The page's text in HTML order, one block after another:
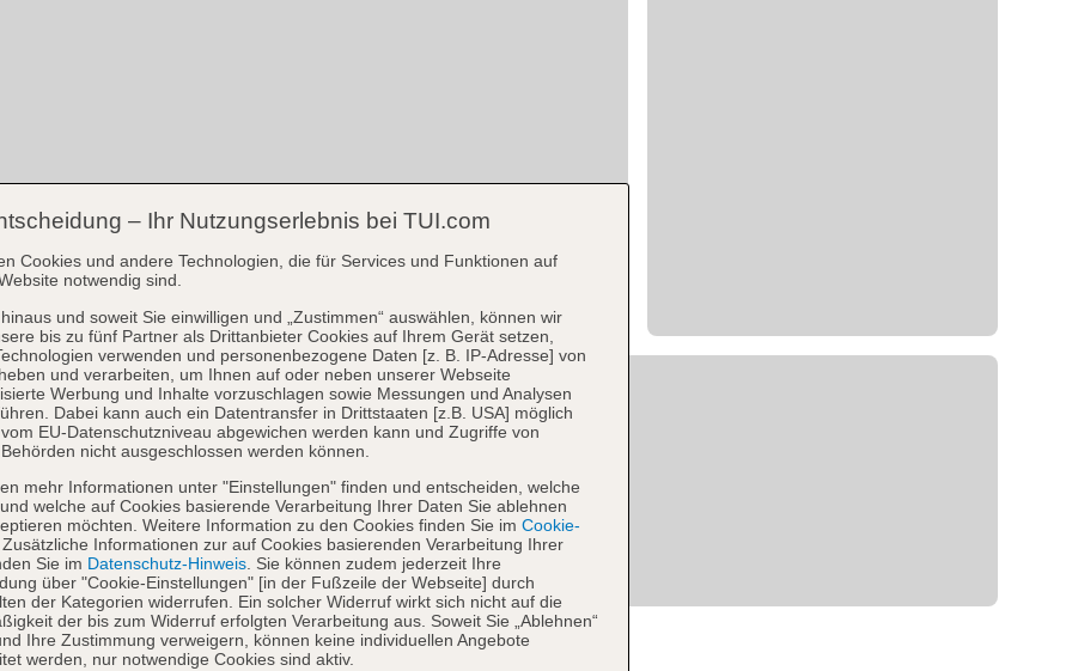
– Ihr Nutzungserlebnis bei TUI.com
Cookies und andere Technologien, die für Services und Funktionen auf
notwendig sind.
und soweit Sie einwilligen und „Zustimmen“ auswählen, können wir
bis zu fünf Partner als Drittanbieter Cookies auf Ihrem Gerät setzen,
verwenden und personenbezogene Daten [z. B. IP-Adresse] von
und verarbeiten, um Ihnen auf oder neben unserer Webseite
Werbung und Inhalte vorzuschlagen sowie Messungen und Analysen
Dabei kann auch ein Datentransfer in Drittstaaten [z.B. USA] möglich
EU-Datenschutzniveau abgewichen werden kann und Zugriffe von
nicht ausgeschlossen werden können.
mehr Informationen unter "Einstellungen" finden und entscheiden, welche
welche auf Cookies basierende Verarbeitung Ihrer Daten Sie ablehnen
möchten. Weitere Information zu den Cookies finden Sie im Cookie-
. Zusätzliche Informationen zur auf Cookies basierenden Verarbeitung Ihrer
Sie im Datenschutz-Hinweis . Sie können zudem jederzeit Ihre
über "Cookie-Einstellungen" [in der Fußzeile der Webseite] durch
der Kategorien widerrufen. Ein solcher Widerruf wirkt sich nicht auf die
der bis zum Widerruf erfolgten Verarbeitung aus. Soweit Sie „Ablehnen“
Ihre Zustimmung verweigern, können keine individuellen Angebote
werden, nur notwendige Cookies sind aktiv.